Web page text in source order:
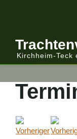
Kirchheim-Teck
Anmelden/Abmelden
Kalender
Gebirgstracht
Volkstracht
Berichte
Berichte
Vereinsleitung